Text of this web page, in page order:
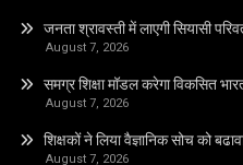
जनता श्रावस्ती में लाएगी सियासी
August 7, 2026
समग्र शिक्षा मॉडल करेगा विकसित
August 7, 2026
शिक्षकों ने लिया वैज्ञानिक सोच को
August 7, 2026